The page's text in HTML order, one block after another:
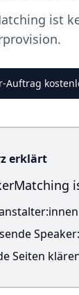
ist
Auftrag
erklärt
Seiten